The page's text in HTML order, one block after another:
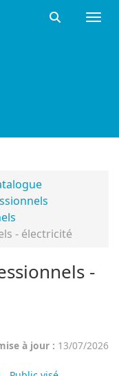
- électricité
-
à jour : 13/07/2026